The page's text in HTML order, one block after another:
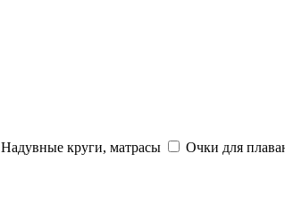
Надувные круги, матрасы Очки для